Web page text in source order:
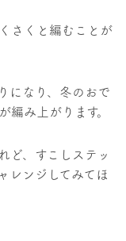
さくと編むことが
になり、冬のおで
編み上がります。
ど、すこしステッ
レンジしてみてほ